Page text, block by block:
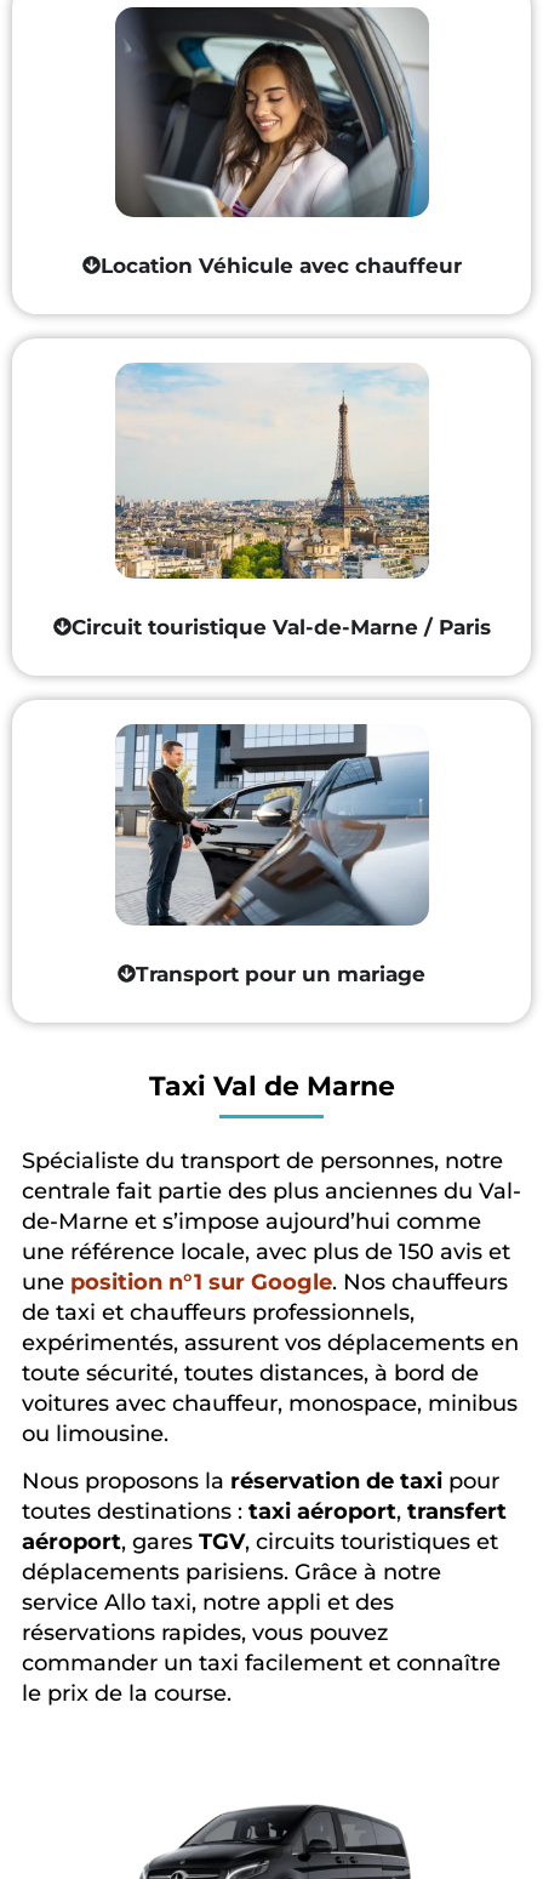
Transport pour un mariage
Circuit touristique Val-de-Marne / Paris
Location Véhicule avec chauffeur
Taxi Val de Marne
Spécialiste du transport de personnes, notre
centrale fait partie des plus anciennes du Val-
de-Marne et s’impose aujourd’hui comme
une référence locale, avec plus de 150 avis et
une position n°1 sur Google. Nos chauffeurs
de taxi et chauffeurs professionnels,
expérimentés, assurent vos déplacements en
toute sécurité, toutes distances, à bord de
voitures avec chauffeur, monospace, minibus
ou limousine.
Nous proposons la réservation de taxi pour
toutes destinations : taxi aéroport, transfert
aéroport, gares TGV, circuits touristiques et
déplacements parisiens. Grâce à notre
service Allo taxi, notre appli et des
réservations rapides, vous pouvez
commander un taxi facilement et connaître
le prix de la course.